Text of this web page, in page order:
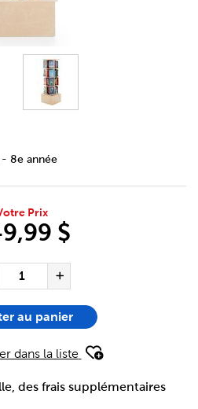
fr/pr%C3%A9sentoir-de-
8e année
Prix
$
la quantité de
QUANTITÉ POUR L'ARTICLE
au panier
dans la liste
des frais supplémentaires